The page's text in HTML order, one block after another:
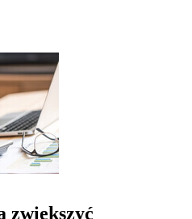
zwiększyć